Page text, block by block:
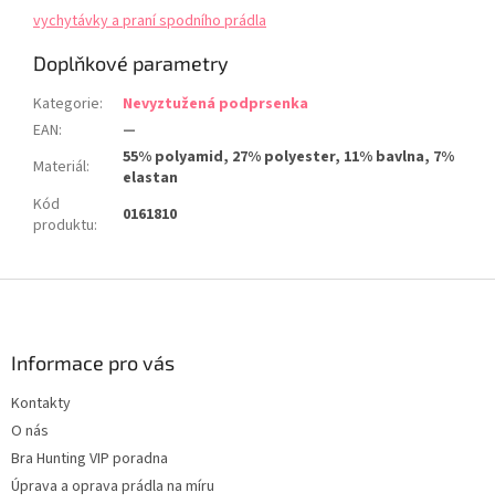
vychytávky a praní spodního prádla
Doplňkové parametry
Kategorie:
Nevyztužená podprsenka
EAN:
—
Materiál:
55% polyamid, 27% polyester, 11% bavlna, 7%
elastan
Kód
produktu: 0161810
Informace pro vás
Kontakty
O nás
Bra Hunting VIP poradna
Úprava a oprava prádla na míru